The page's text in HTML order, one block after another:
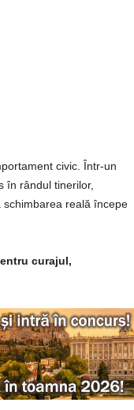
civic. Într-un
în rândul tinerilor,
reală începe
curajul,